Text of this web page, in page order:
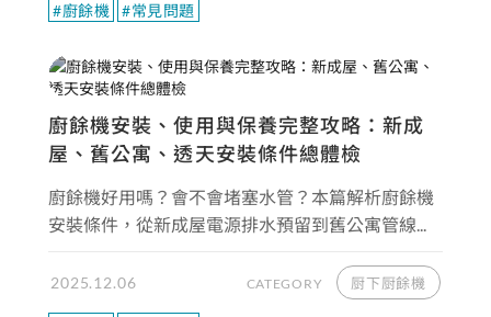
#廚餘機 #常見問題
廚餘機安裝、使用與保養完整攻略：新成
屋、舊公寓、透天安裝條件總體檢
廚餘機好用嗎？會不會堵塞水管？本篇解析廚餘機
安裝條件，從新成屋電源排水預留到舊公寓管線...
2025.12.06 CATEGORY 厨下厨餘機